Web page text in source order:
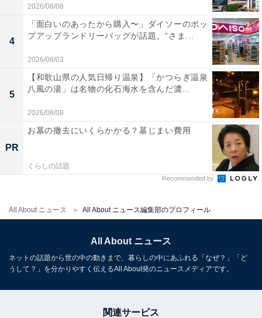
All About ニュース All About ニュース編集部のプロフィール
2026/08/08
4
「面白いのあったから購入〜」ダイソーのポッ
プアップランドリーバッグが話題。“さま...
2026/08/03
5
【和歌山県の人気日帰り温泉】「かつらぎ温泉
八風の湯」は名物の化石海水を含んだ濃...
2026/08/08
PR
お墓の撤去にいくらかかる？墓じまい費用
くらしの話題
Recommended by
All About ニュース
ネットの話題から世の中の動きまで、暮らしの中にあふれる「なぜ？」「ど
うして？」を分かりやすく伝えるAll About発のニュースメディアです。
関連サービス